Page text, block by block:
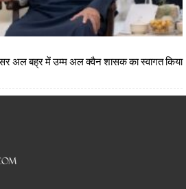
अल बह्र में उम्म अल क्वैन शासक का स्वागत किया